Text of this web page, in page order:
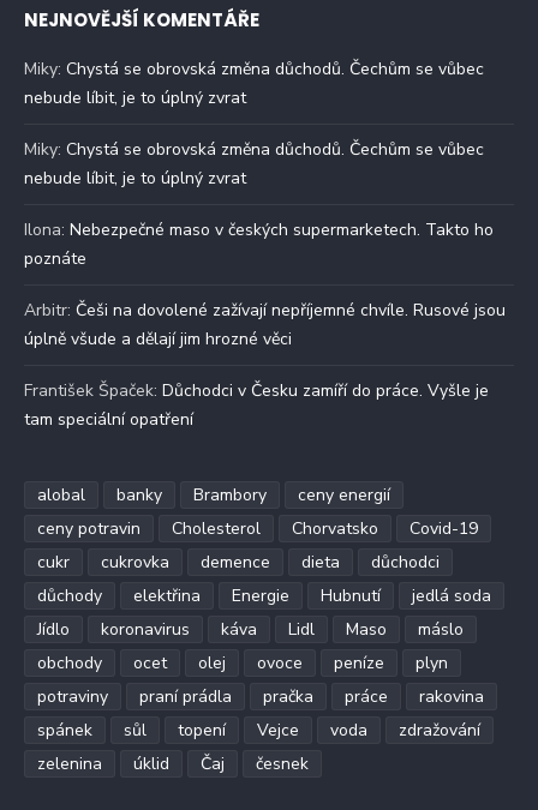
NEJNOVĚJŠÍ KOMENTÁŘE
Miky: Chystá se obrovská změna důchodů. Čechům se vůbec
nebude líbit, je to úplný zvrat
Miky: Chystá se obrovská změna důchodů. Čechům se vůbec
nebude líbit, je to úplný zvrat
Ilona: Nebezpečné maso v českých supermarketech. Takto ho
poznáte
Arbitr: Češi na dovolené zažívají nepříjemné chvíle. Rusové jsou
úplně všude a dělají jim hrozné věci
František Špaček: Důchodci v Česku zamíří do práce. Vyšle je
tam speciální opatření
alobal banky Brambory
ceny energií
ceny potravin
Cholesterol Chorvatsko
Covid-19
cukr
cukrovka demence dieta
důchodci
důchody
elektřina Energie Hubnutí
jedlá soda
Jídlo
koronavirus káva Lidl Maso
máslo
obchody
ocet olej ovoce peníze
plyn
potraviny
praní prádla pračka práce
rakovina
spánek
sůl topení Vejce voda
zdražování
zelenina
úklid Čaj česnek